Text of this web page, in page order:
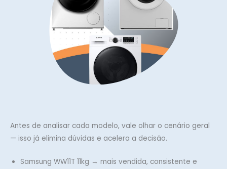
Antes de analisar cada modelo, vale olhar o cenário geral
— isso já elimina dúvidas e acelera a decisão.
Samsung WW11T 11kg → mais vendida, consistente e